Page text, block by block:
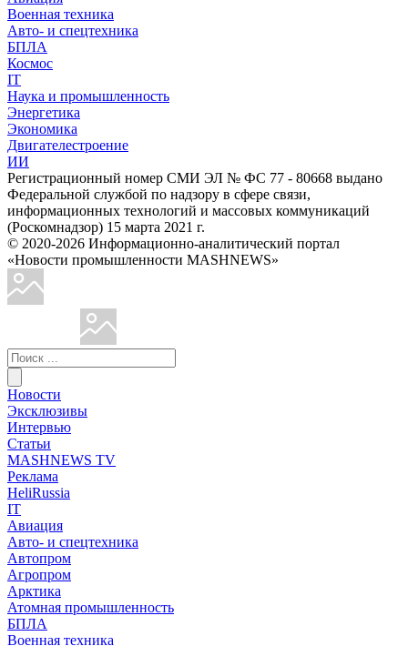
Военная техника
Авто- и спецтехника
БПЛА
Космос
IT
Наука и промышленность
Энергетика
Экономика
Двигателестроение
ИИ
Регистрационный номер СМИ ЭЛ № ФС 77 - 80668 выдано
Федеральной службой по надзору в сфере связи,
информационных технологий и массовых коммуникаций
(Роскомнадзор) 15 марта 2021 г.
© 2020-2026 Информационно-аналитический портал
«Новости промышленности MASHNEWS»
Новости
Эксклюзивы
Интервью
Статьи
MASHNEWS TV
Реклама
HeliRussia
IT
Авиация
Авто- и спецтехника
Автопром
Агропром
Арктика
Атомная промышленность
БПЛА
Военная техника